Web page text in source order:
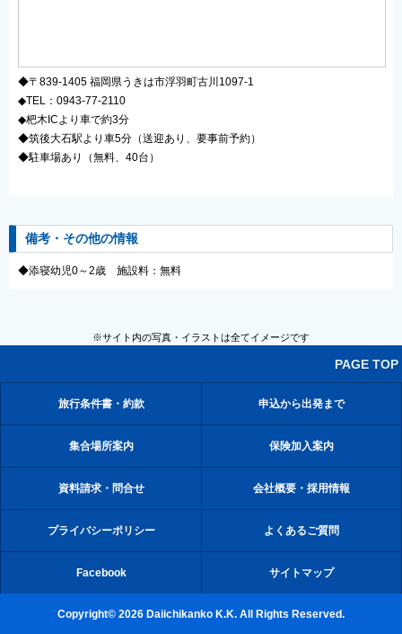
◆〒839-1405 福岡県うきは市浮羽町古川1097-1
◆TEL：0943-77-2110
◆杷木ICより車で約3分
◆筑後大石駅より車5分（送迎あり、要事前予約）
◆駐車場あり（無料、40台）
備考・その他の情報
◆添寝幼児0～2歳 施設料：無料
PAGE TOP
※サイト内の写真・イラストは全てイメージです
旅行条件書・約款 申込から出発まで
集合場所案内 保険加入案内
資料請求・問合せ 会社概要・採用情報
プライバシーポリシー よくあるご質問
Facebook サイトマップ
Copyright© 2026 Daiichikanko K.K. All Rights Reserved.